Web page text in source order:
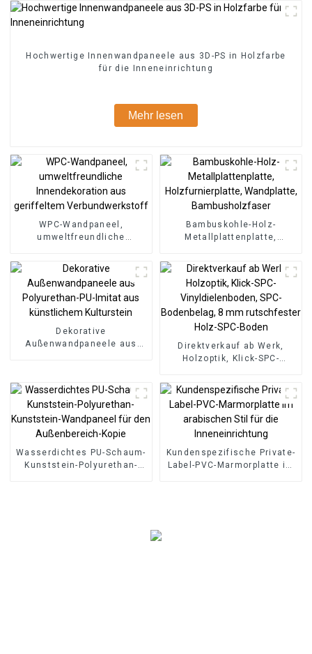
Hochwertige Innenwandpaneele aus 3D-PS in Holzfarbe
für die Inneneinrichtung
Mehr lesen
WPC-Wandpaneel,
umweltfreundliche
geriffeltem
Verbundwerkstoff
Bambuskohle-Holz-
Metallplattenplatte,
Wandplatte,
Bambusholzfaser
Dekorative
Außenwandpaneele aus
Direktverkauf ab Werk,
Holzoptik, Klick-SPC-
Bodenbelag, 8 mm
rutschfester Holz-SPC-
Boden
Wasserdichtes PU-Schaum-
Kunststein-Polyurethan-
Kundenspezifische Private-
Label-PVC-Marmorplatte im